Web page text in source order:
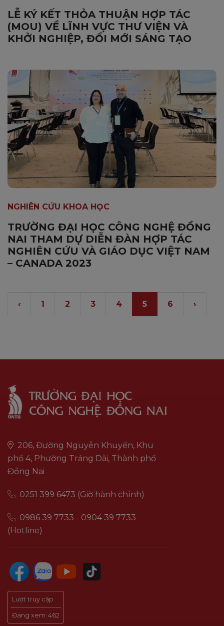
LỄ KÝ KẾT THỎA THUẬN HỢP TÁC
(MOU) VỀ LĨNH VỰC THƯ VIỆN VÀ
KHỞI NGHIỆP, ĐỔI MỚI SÁNG TẠO
NGHIÊN CỨU KHOA HỌC
TRƯỜNG ĐẠI HỌC CÔNG NGHỆ ĐỒNG
NAI THAM DỰ DIỄN ĐÀN HỢP TÁC
NGHIÊN CỨU VÀ GIÁO DỤC VIỆT NAM
– CANADA 2023
‹ 1 2 3 4 5 6 ›
206, Đường Nguyễn Khuyến, Khu
phố 4, Phường Trảng Dài, Thành phố
Đồng Nai
0251 399 6473 (Giờ hành chính)
0986 39 7733 - 0904 39 7733
(Hotline)
Lượt truy cập
Đang xem: 462